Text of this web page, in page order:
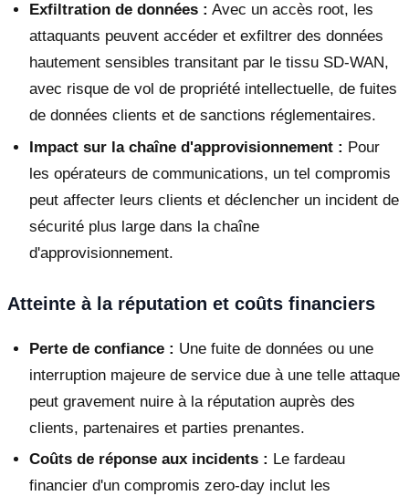
Exfiltration de données : Avec un accès root, les
attaquants peuvent accéder et exfiltrer des données
hautement sensibles transitant par le tissu SD-WAN,
avec risque de vol de propriété intellectuelle, de fuites
de données clients et de sanctions réglementaires.
Impact sur la chaîne d'approvisionnement : Pour
les opérateurs de communications, un tel compromis
peut affecter leurs clients et déclencher un incident de
sécurité plus large dans la chaîne
d'approvisionnement.
Atteinte à la réputation et coûts financiers
Perte de confiance : Une fuite de données ou une
interruption majeure de service due à une telle attaque
peut gravement nuire à la réputation auprès des
clients, partenaires et parties prenantes.
Coûts de réponse aux incidents : Le fardeau
financier d'un compromis zero-day inclut les